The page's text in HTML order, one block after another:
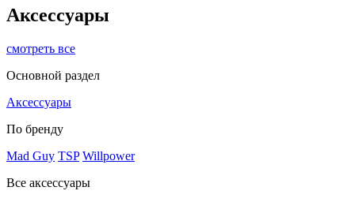
Аксессуары
смотреть все
Основной раздел
Аксессуары
По бренду
Mad Guy TSP Willpower
Все аксессуары